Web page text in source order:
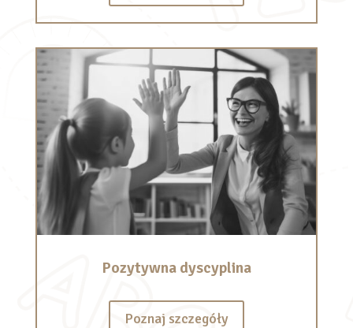
Pozytywna dyscyplina
Poznaj szczegóły